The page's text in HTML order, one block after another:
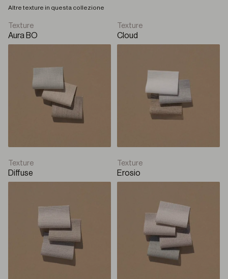
Resistenza al fuoco
Tende a rullo
Rullo con cassonetto Solari
Rullo con cassonetto
Rullo con cassonetto Solari
ftd_papyrus
PDF
Altre texture in questa collezione
Texture
Aura BO
Texture
Cloud
Texture
Diffuse
Texture
Erosio